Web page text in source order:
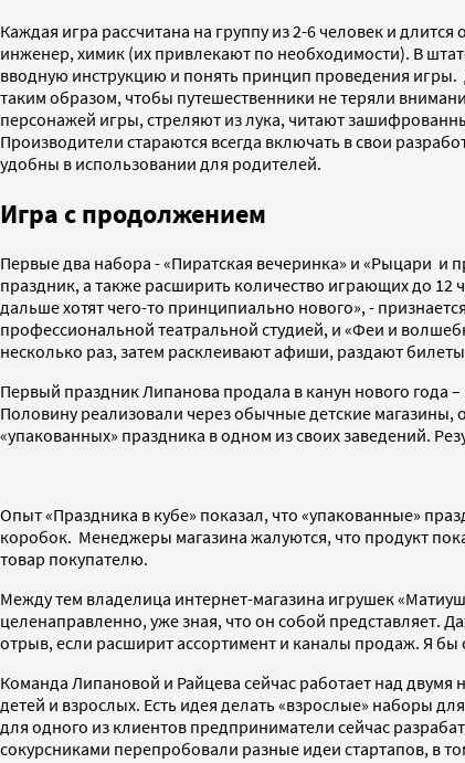
Каждая игра рассчитана на группу из 2-6 человек и
инженер, химик (их привлекают по необходимости). В
вводную инструкцию и понять принцип проведения игры.
таким образом, чтобы путешественники не теряли
персонажей игры, стреляют из лука, читают
Производители стараются всегда включать в свои
удобны в использовании для родителей.
Игра с продолжением
Первые два набора - «Пиратская вечеринка» и «Рыцари и
праздник, а также расширить количество играющих до 12
дальше хотят чего-то принципиально нового», -
профессиональной театральной студией, и «Феи и
несколько раз, затем расклеивают афиши, раздают
Первый праздник Липанова продала в канун нового года
Половину реализовали через обычные детские магазины,
«упакованных» праздника в одном из своих заведений.
Опыт «Праздника в кубе» показал, что «упакованные»
коробок. Менеджеры магазина жалуются, что продукт
товар покупателю.
Между тем владелица интернет-магазина игрушек
целенаправленно, уже зная, что он собой представляет.
отрыв, если расширит ассортимент и каналы продаж. Я бы
Команда Липановой и Райцева сейчас работает над
детей и взрослых. Есть идея делать «взрослые» наборы
для одного из клиентов предприниматели сейчас
сокурсниками перепробовали разные идеи стартапов, в